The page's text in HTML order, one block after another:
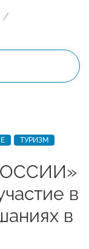
ТУРИЗМ
в
в